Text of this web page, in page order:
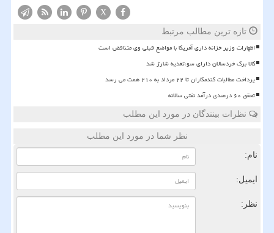
X
تازه ترین مطالب مرتبط
اظهارات وزیر خزانه داری آمریکا با مواضع قبلی وی متناقض است
کالا برگ خردسالان دارای سوءتغذیه شارژ شد
پرداخت مطالبات گندمکاران تا ۲۲ مرداد به ۲۱۰ همت می رسد
تحقق ۶۰ درصدی درآمد نفتی سالانه
نظرات بینندگان در مورد این مطلب
نظر شما در مورد این مطلب
نام:
ایمیل:
نظر: